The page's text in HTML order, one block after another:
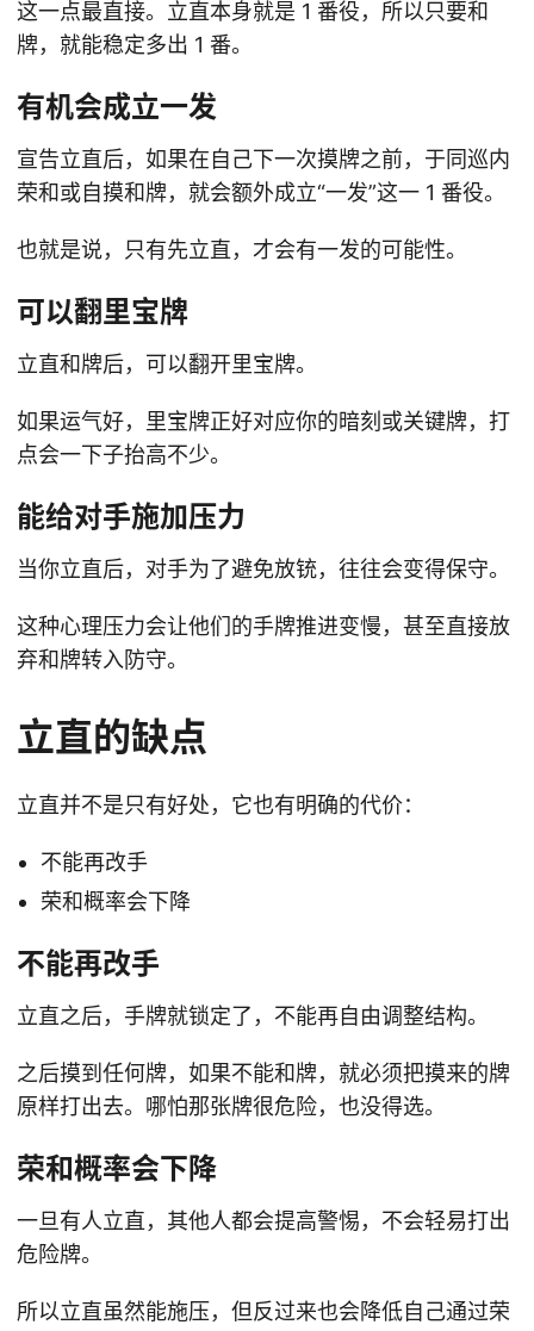
这一点最直接。立直本身就是 1 番役，所以只要和
牌，就能稳定多出 1 番。
有机会成立一发
宣告立直后，如果在自己下一次摸牌之前，于同巡内
荣和或自摸和牌，就会额外成立“一发”这一 1 番役。
也就是说，只有先立直，才会有一发的可能性。
可以翻里宝牌
立直和牌后，可以翻开里宝牌。
如果运气好，里宝牌正好对应你的暗刻或关键牌，打
点会一下子抬高不少。
能给对手施加压力
当你立直后，对手为了避免放铳，往往会变得保守。
这种心理压力会让他们的手牌推进变慢，甚至直接放
弃和牌转入防守。
立直的缺点
立直并不是只有好处，它也有明确的代价：
不能再改手
荣和概率会下降
不能再改手
立直之后，手牌就锁定了，不能再自由调整结构。
之后摸到任何牌，如果不能和牌，就必须把摸来的牌
原样打出去。哪怕那张牌很危险，也没得选。
荣和概率会下降
一旦有人立直，其他人都会提高警惕，不会轻易打出
危险牌。
所以立直虽然能施压，但反过来也会降低自己通过荣